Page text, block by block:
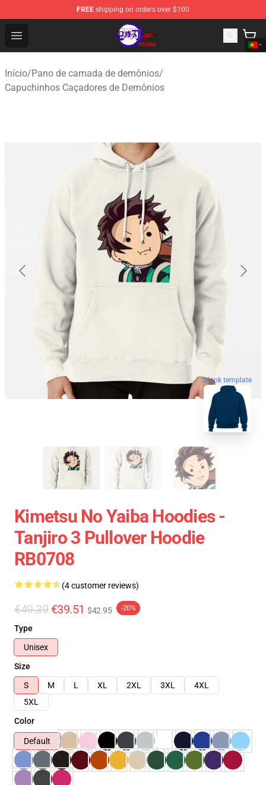
FREE shipping on orders over $100
Open menu
Kimetsu no Yaiba Store - Official Kimetsu no Yaiba
Início/Pano de camada de demônios/
Capuchinhos Caçadores de Demônios
blank template
Kimetsu No Yaiba Hoodies -
Tanjiro 3 Pullover Hoodie
RB0708
(4 customer reviews)
€49.39 €39.51 $42.95 -20%
Type
Unisex
Size
S
M L XL 2XL 3XL
4XL
5XL
Color
Default